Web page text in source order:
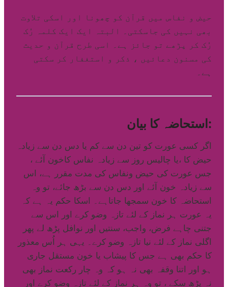
حیض و نفاس میں قرآن کو چھونا اور اسکی تلاوت
بھی نہیں کی جاسکتی۔ البتہ ایک ایک کلمہ رُک
رُک کر پڑھے تو جائز ہے۔ اسی طرح قرآن و حدیث
کی مسنون دعائیں ، ذکر و استغفار کر سکتی
ہے۔
استحاضہ کا بیان:
اگر کسی عورت کو تین دن سے کم یا دس دن سے زیادہ
حیض کا ،یا چالیس روز سے زیادہ نفاس کاخون آئے ،
جس عورت کی حیض ونفاس کی مدت مقرر ہے، اس
سے زیادہ خون آئے اور دس دن سے بڑھ جائے، تو وہ
استحاضہ کا خون سمجھا جاتاہے۔ اسکا حکم یہ ہے کہ
یہ عورت ہر نماز کے لئے تازہ وضو کرے اور اس سے
جتنی چاہے فرض، واجب، سنتیں اور نوافل پڑھ لے پھر
اگلی نماز کے لئے نیا تازہ وضو کرے۔ یہی ہر اُس معذور
کا حکم بھی ہے جس کا پیشاب یا خون مستقل جاری
ہو اور اتنا وقفہ بھی نہ ہو کہ وہ چار رکعت نماز بھی
نہ پڑھ سکے ، تو وہ ہر نماز کے لئے تازہ وضو کرے اور